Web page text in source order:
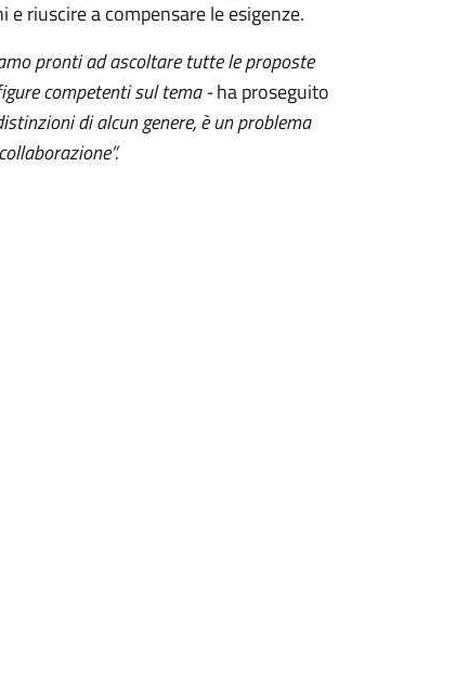
riuscire a compensare le esigenze.
pronti ad ascoltare tutte le proposte
competenti sul tema -ha proseguito
di alcun genere, è un problema